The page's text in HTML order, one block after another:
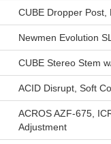
CUBE Dropper
Newmen Evolution
CUBE Stereo Stem
ACID Disrupt, Soft
ACROS AZF-675,
Adjustment